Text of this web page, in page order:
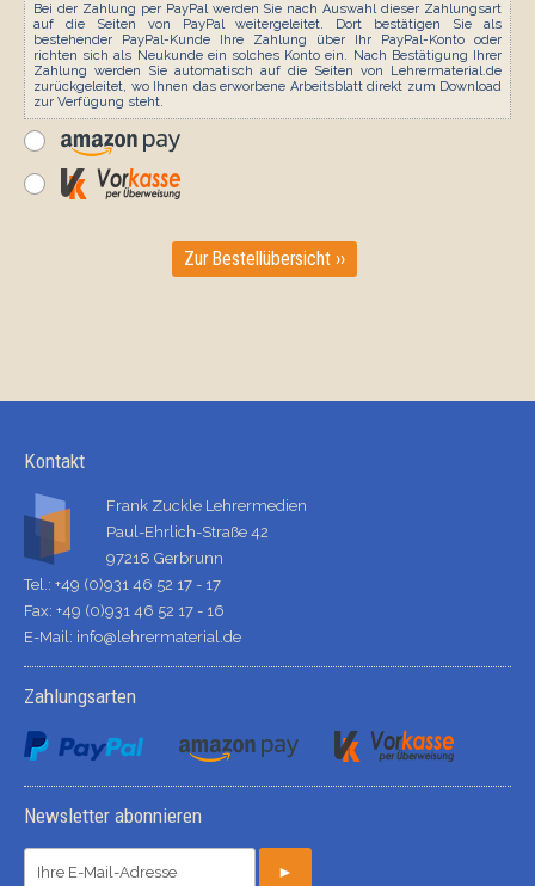
Bei der Zahlung per PayPal werden Sie nach Auswahl dieser Zahlungsart
auf die Seiten von PayPal weitergeleitet. Dort bestätigen Sie als
bestehender PayPal-Kunde Ihre Zahlung über Ihr PayPal-Konto oder
richten sich als Neukunde ein solches Konto ein. Nach Bestätigung Ihrer
Zahlung werden Sie automatisch auf die Seiten von Lehrermaterial.de
zurückgeleitet, wo Ihnen das erworbene Arbeitsblatt direkt zum Download
zur Verfügung steht.
Zur Bestellübersicht ››
Kontakt
Frank Zuckle Lehrermedien
Paul-Ehrlich-Straße 42
97218 Gerbrunn
Tel.: +49 (0)931 46 52 17 - 17
Fax: +49 (0)931 46 52 17 - 16
E-Mail: info@lehrermaterial.de
Zahlungsarten
Newsletter abonnieren
►